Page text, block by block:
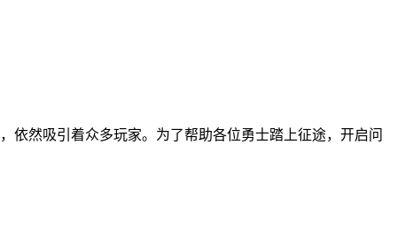
依然吸引着众多玩家。为了帮助各位勇士踏上征途，开启问